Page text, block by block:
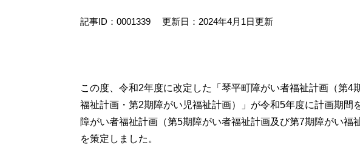
記事ID：0001339 更新日：2024年4月1日更新
この度、令和2年度に改定した「琴平町障がい者福祉計画（第4
福祉計画・第2期障がい児福祉計画）」が令和5年度に計画期間
障がい者福祉計画（第5期障がい者福祉計画及び第7期障がい福
を策定しました。